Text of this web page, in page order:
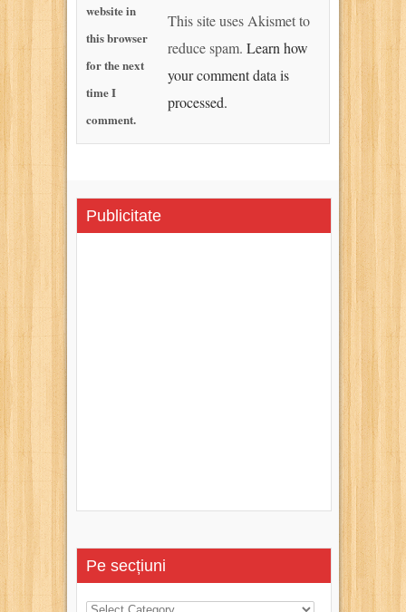
website in
this browser
for the next
time I
comment.
This site uses Akismet to
reduce spam. Learn how
your comment data is
processed.
Publicitate
Pe secțiuni